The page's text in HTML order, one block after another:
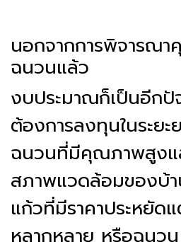
นอกจากการพิจารณ
ฉนวนแล้ว
งบประมาณก็เป็นอีก
ต้องการลงทุนในระยะ
ฉนวนที่มีคุณภาพสูงแ
สภาพแวดล้อมของบ้
แก้วที่มีราคาประหยั
หลากหลาย หรือฉนว